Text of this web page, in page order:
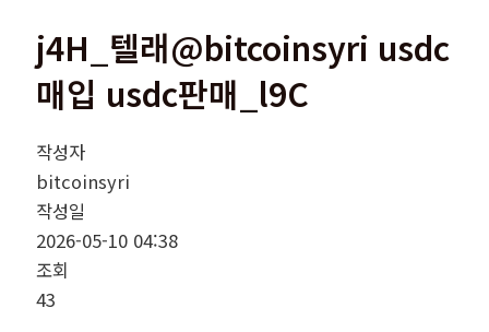
j4H_텔래@bitcoinsyri usdc
매입 usdc판매_l9C
작성자
bitcoinsyri
작성일
2026-05-10 04:38
조회
43